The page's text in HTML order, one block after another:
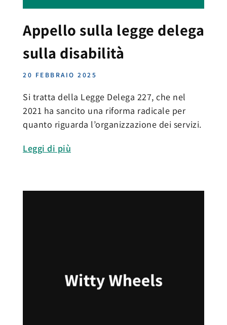
Appello sulla legge delega
sulla disabilità
20 FEBBRAIO 2025
Si tratta della Legge Delega 227, che nel
2021 ha sancito una riforma radicale per
quanto riguarda l’organizzazione dei servizi.
Leggi di più